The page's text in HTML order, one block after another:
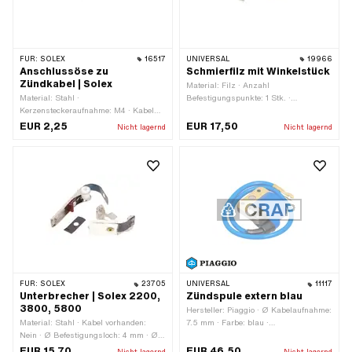
FÜR: SOLEX 16517
Anschlussöse zu
Zündkabel | Solex
Material: Stahl ·
Kerzensteckeraufnahme: M4 · Kabel
vorhanden: Nein · Entstört: Nein ·
Subkategorie: Zündkerzenstecker
EUR 2,25 Nicht lagernd
UNIVERSAL 19966
Schmierfilz mit Winkelstück
Material: Filz · Anzahl
Befestigungspunkte: 1 Stk. ·
EUR 17,50 Nicht lagernd
FÜR: SOLEX 23705
Unterbrecher | Solex 2200,
3800, 5800
Material: Stahl · Kabel vorhanden:
Nein · Ø Befestigungsloch: 4 mm · Ø
Achse: 4 mm · Anzahl
UNIVERSAL 11117
Zündspule extern blau
Hersteller: Piaggio · Ø Kabelaufnahme:
7.5 mm · Farbe: blau ·
Befestigungsloch: 5.2 mm ·